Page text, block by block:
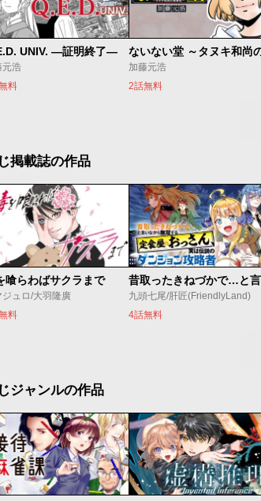
UNIV. ―証明終了―
元浩
料
加藤元浩
2話無料
掲載誌の作品
喰らわばサクラまで
ジュロ/大羽隆廣
料
九頭七尾/肝匠(FriendlyLand)
4話無料
ジャンルの作品